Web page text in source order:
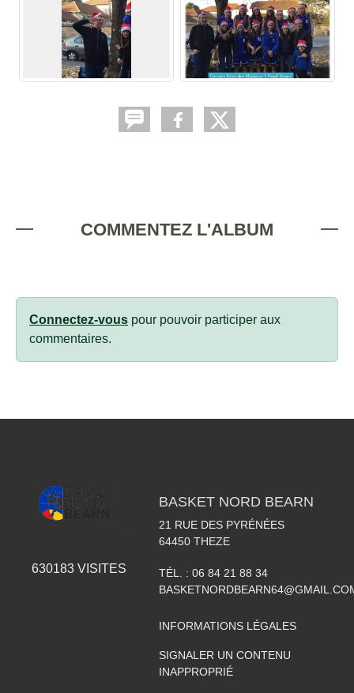
COMMENTEZ L'ALBUM
Connectez-vous pour pouvoir participer aux
commentaires.
630183 VISITES
BASKET NORD BEARN
21 RUE DES PYRÉNÉES
64450 THEZE
TÉL. : 06 84 21 88 34
INFORMATIONS LÉGALES
SIGNALER UN CONTENU
INAPPROPRIÉ